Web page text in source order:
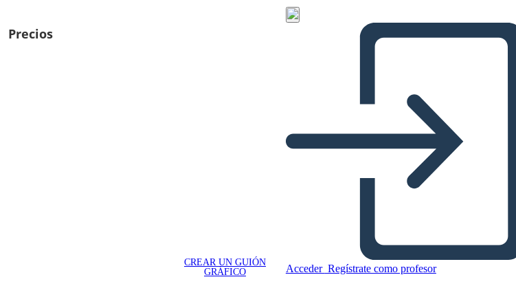
Precios
CREAR UN GUIÓN
GRÁFICO
Acceder Regístrate como profesor